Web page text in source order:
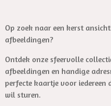
Op zoek naar een kerst
afbeeldingen?
Ontdek onze sfeervolle
afbeeldingen en handige
perfecte kaartje voor iedereen
wil sturen.